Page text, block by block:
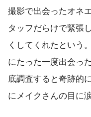
撮影で出会ったオネ
タッフだらけで緊張
くしてくれたという
にたった一度出会っ
底調査すると奇跡的
にメイクさんの目に